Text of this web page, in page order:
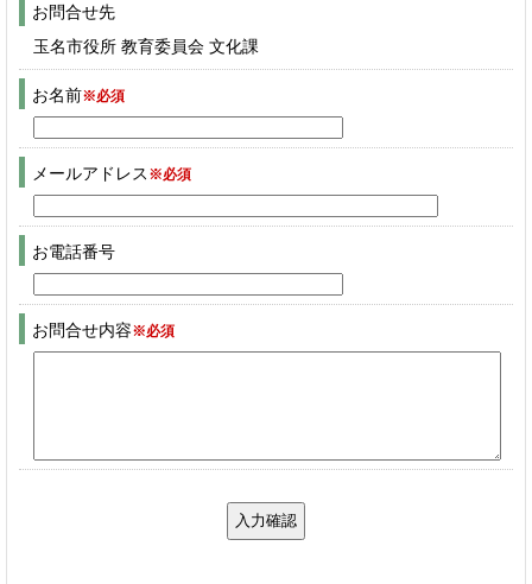
お問合せ先
玉名市役所 教育委員会 文化課
お名前※必須
メールアドレス ※必須
お電話番号
お問合せ内容※必須